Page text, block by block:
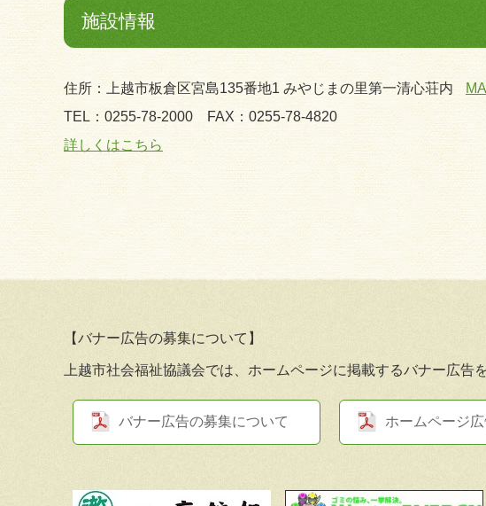
施設情報
住所：上越市板倉区宮島135番地1 みやじまの里第一清心荘内
TEL：0255-78-2000
FAX：0255-78-4820
詳しくはこちら
【バナー広告の募集について】
上越市社会福祉協議会では、ホームページに掲載するバナー広告
バナー広告の募集について ホームページ